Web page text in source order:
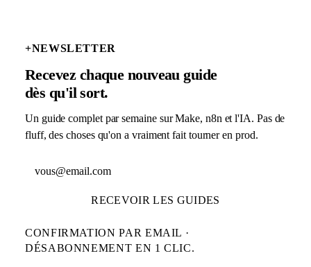
+NEWSLETTER
Recevez chaque nouveau guide
dès qu'il sort.
Un guide complet par semaine sur Make, n8n et l'IA. Pas de
fluff, des choses qu'on a vraiment fait tourner en prod.
RECEVOIR LES GUIDES
CONFIRMATION PAR EMAIL ·
DÉSABONNEMENT EN 1 CLIC.